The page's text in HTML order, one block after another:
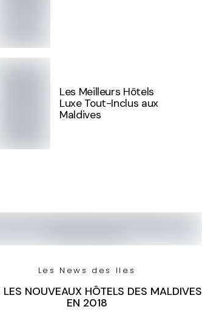
Les Meilleurs Hôtels
Luxe Tout-Inclus aux
Maldives
Les News des Iles
LES NOUVEAUX HÔTELS DES MALDIVES
EN 2018